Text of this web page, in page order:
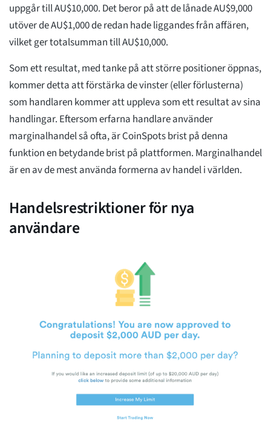
uppgår till AU$10,000. Det beror på att de lånade AU$9,000
utöver de AU$1,000 de redan hade liggandes från affären,
vilket ger totalsumman till AU$10,000.
Som ett resultat, med tanke på att större positioner öppnas,
kommer detta att förstärka de vinster (eller förlusterna)
som handlaren kommer att uppleva som ett resultat av sina
handlingar. Eftersom erfarna handlare använder
marginalhandel så ofta, är CoinSpots brist på denna
funktion en betydande brist på plattformen. Marginalhandel
är en av de mest använda formerna av handel i världen.
Handelsrestriktioner för nya
användare